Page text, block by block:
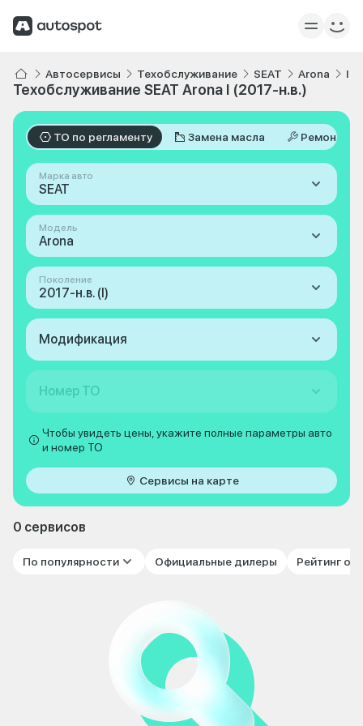
Автосервисы Техобслуживание SEAT Arona I
Техобслуживание SEAT Arona I (2017-н.в.)
ТО по регламенту Замена масла Ремонт
Марка авто
SEAT
Модель
Arona
Поколение
2017-н.в. (I)
Модификация
Номер ТО
Чтобы увидеть цены, укажите полные параметры авто
и номер ТО
Сервисы на карте
0 сервисов
По популярности Официальные дилеры Рейтинг